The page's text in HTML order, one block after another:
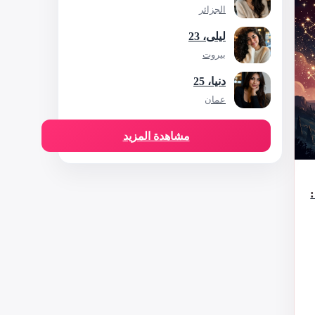
الجزائر
ليلى، 23
بيروت
دنيا، 25
عمان
مشاهدة المزيد